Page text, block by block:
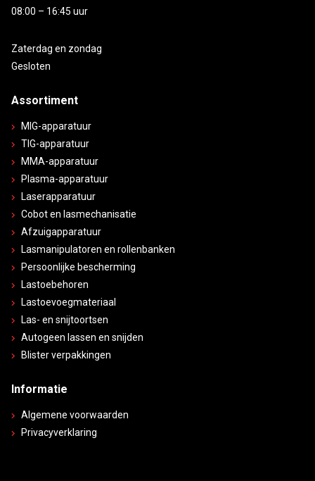
08:00 – 16:45 uur
Zaterdag en zondag
Gesloten
Assortiment
MIG-apparatuur
TIG-apparatuur
MMA-apparatuur
Plasma-apparatuur
Laserapparatuur
Cobot en lasmechanisatie
Afzuigapparatuur
Lasmanipulatoren en rollenbanken
Persoonlijke bescherming
Lastoebehoren
Lastoevoegmateriaal
Las- en snijtoortsen
Autogeen lassen en snijden
Blister verpakkingen
Informatie
Algemene voorwaarden
Privacyverklaring